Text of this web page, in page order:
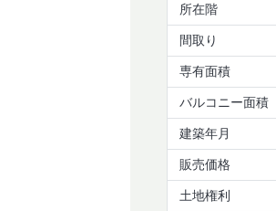
所在階
間取り
専有面積
バルコニー面積
建築年月
販売価格
土地権利